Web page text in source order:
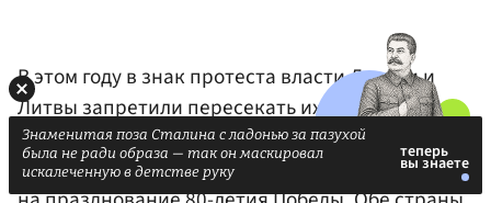
В этом году в знак протеста власти Латвии и
Литвы запретили пересекать их воздушное
пространство самолету президентаСербии
Александра Вучича, который полетел в Москву
Знаменитая поза Сталина с ладонью за пазухой
была не ради образа — так он маскировал
искалеченную в детстве руку